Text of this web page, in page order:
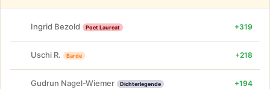
Ingrid Bezold Poet Laureat +319
Uschi R. Barde +218
Gudrun Nagel-Wiemer Dichterlegende +194